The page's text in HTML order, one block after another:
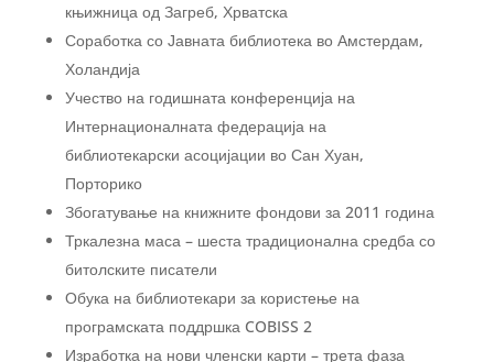
књижница од Загреб, Хрватска
Соработка со Јавната библиотека во Амстердам,
Холандија
Учество на годишната конференција на
Интернационалната федерација на
библиотекарски асоцијации во Сан Хуан,
Порторико
Збогатување на книжните фондови за 2011 година
Тркалезна маса – шеста традиционална средба со
битолските писатели
Обука на библиотекари за користење на
програмската поддршка COBISS 2
Изработка на нови членски карти – трета фаза